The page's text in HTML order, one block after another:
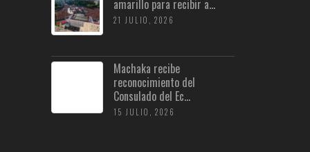
amarillo para recibir a...
21 JULIO, 2026
Machaka recibe
reconocimiento del
Consulado del Ec...
15 JULIO, 2026